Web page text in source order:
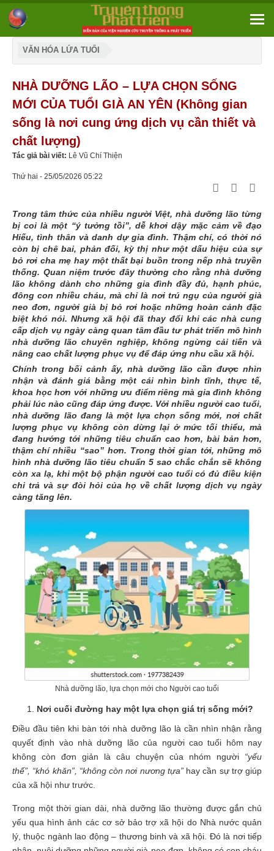
VĂN HÓA LỨA TUỔI
NHÀ DƯỠNG LÃO – LỰA CHỌN SỐNG
MỚI CỦA TUỔI GIÀ AN YÊN (Không gian
sống là nơi cung ứng dịch vụ cần thiết và
chất lượng)
Tác giả bài viết: Lê Vũ Chí Thiện
Thứ hai - 25/05/2026 05:22
Trong tâm thức của nhiều người Việt, nhà dưỡng lão từng
bị coi là một “ý tưởng tồi”, dễ khơi dậy mặc cảm về đạo
Hiếu, tình thân và danh dự gia đình. Thậm chí, có thời nó
còn bị chê bai, phản đối, kỳ thị như một dấu hiệu của sự
bỏ rơi cha mẹ hay một thất bại buồn trong nếp nhà truyền
thống. Quan niệm trước đây thường cho rằng nhà dưỡng
lão không dành cho những gia đình đầy đủ, hạnh phúc,
đông con nhiều cháu, mà chỉ là nơi trú ngụ của người già
neo đơn, người già bị bỏ rơi hoặc những hoàn cảnh đặc
biệt khó nói. Nhưng xã hội đã thay đổi khi các nhà cung
cấp dịch vụ ngày càng quan tâm đầu tư phát triển mô hình
nhà dưỡng lão chuyên nghiệp, không ngừng cải tiến và
nâng cao chất lượng phục vụ để đáp ứng nhu cầu xã hội.
Chính trong bối cảnh ấy, nhà dưỡng lão cần được nhìn
nhận và đánh giá bằng một cái nhìn bình tĩnh, thực tế,
khoa học hơn với những ưu điểm riêng mà gia đình không
phải lúc nào cũng đáp ứng được. Với nhiều người cao tuổi,
nhà dưỡng lão đang là một lựa chọn sống mới, nơi chất
lượng phục vụ không còn dừng lại ở mức tối thiểu, mà
đang hướng tới những tiêu chuẩn cao hơn, bài bản hơn,
thậm chí nhiều “sao” hơn. Trong thời gian tới, những mô
hình nhà dưỡng lão tiêu chuẩn 5 sao chắc chắn sẽ không
còn xa lạ, khi một bộ phận người cao tuổi có đủ điều kiện
chi trả và sự đòi hỏi của họ về chất lượng dịch vụ ngày
càng tăng lên.
Nhà dưỡng lão, lựa chọn mới cho Người cao tuổi
Nơi cuối đường hay một lựa chọn giá trị sống mới?
Điều đầu tiên khi bàn tới nhà dưỡng lão là cần nhìn nhận rằng
quyết định vào nhà dưỡng lão của người cao tuổi hôm nay
không còn đơn giản là câu chuyện của nhóm người “yếu
thế”, “khó khăn”, “không còn nơi nương tựa”hay cần sự trợ giúp
của xã hội như trước.
Trong một thời gian dài, nhà dưỡng lão thường được gắn chủ
yếu qua hình ảnh các cơ sở bảo trợ xã hội do Nhà nước quản
lý, thuộc ngành lao động – thương binh và xã hội. Đó là nơi tiếp